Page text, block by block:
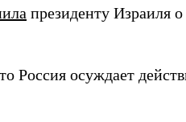
президенту Израиля
Россия осуждает